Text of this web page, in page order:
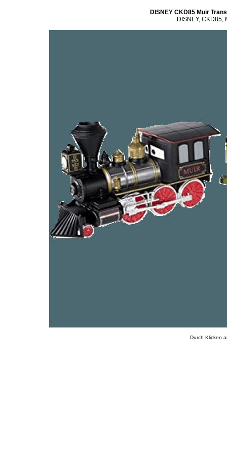
DISNEY CKD85 Muir
DISNEY, CKD85,
Durch Klicken